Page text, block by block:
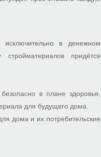
исключительно в денежном
придётся
в плане здоровья,
для будущего дома.
дома и их потребительские